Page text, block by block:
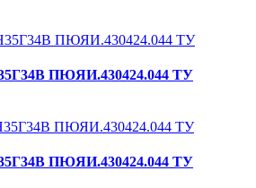
ПЮЯИ.430424.044 ТУ
ПЮЯИ.430424.044 ТУ